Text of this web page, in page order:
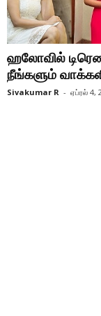
ஹலோவில்
நீங்களும்
Sivakumar R - ஏப்ரல் 4,